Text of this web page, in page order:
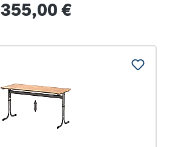
Regulärer Preis:
355,00 €